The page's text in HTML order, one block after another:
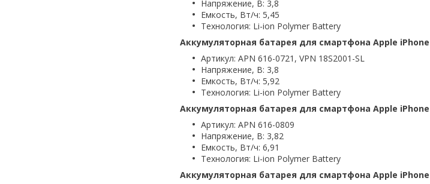
Напряжение, В: 3,8
Емкость, Вт/ч: 5,45
Технология: Li-ion Polymer Battery
Аккумуляторная батарея для смартфона Apple iPhone
Артикул: APN 616-0721, VPN 18S2001-SL
Напряжение, В: 3,8
Емкость, Вт/ч: 5,92
Технология: Li-ion Polymer Battery
Аккумуляторная батарея для смартфона Apple iPhone
Артикул: APN 616-0809
Напряжение, В: 3,82
Емкость, Вт/ч: 6,91
Технология: Li-ion Polymer Battery
Аккумуляторная батарея для смартфона Apple iPhone